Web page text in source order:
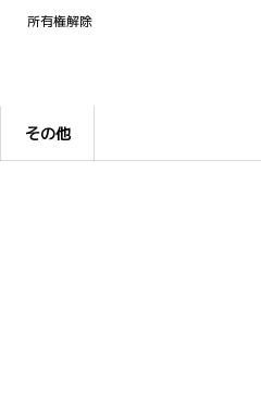
その他
所有権解除